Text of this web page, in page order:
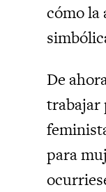
cómo
De
trabajar
para